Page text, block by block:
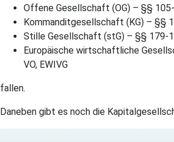
Offene Gesellschaft (OG) – §§
Kommanditgesellschaft (KG) – §§
Stille Gesellschaft (stG) – §§ 179-
Europäische wirtschaftliche
VO, EWIVG
fallen.
Daneben gibt es noch die